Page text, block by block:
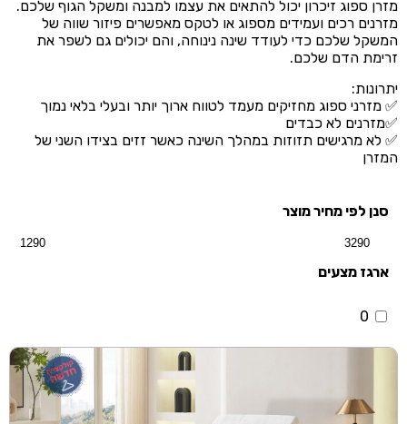
מזרן ספוג זיכרון יכול להתאים את עצמו למבנה ומשקל הגוף שלכם.
מזרנים רכים ועמידים מספוג או לטקס מאפשרים פיזור שווה של
המשקל שלכם כדי לעודד שינה נינוחה, והם יכולים גם לשפר את
זרימת הדם שלכם.
יתרונות:
✅ מזרני ספוג מחזיקים מעמד לטווח ארוך יותר ובעלי בלאי נמוך
✅מזרנים לא כבדים
✅ לא מרגישים תזוזות במהלך השינה כאשר זזים בצידו השני של
המזרן
סנן לפי מחיר מוצר
ארגז מצעים
0